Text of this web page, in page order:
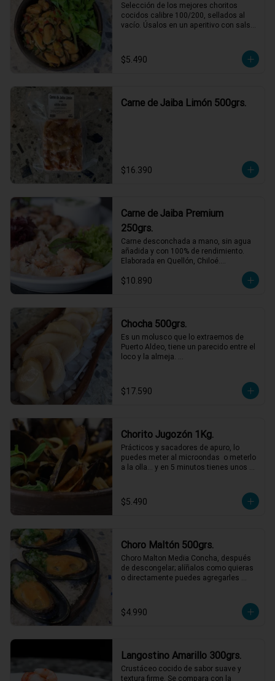
Selección de los mejores choritos
cocidos calibre 100/200, sellados al
vacío. Úsalos en un aperitivo con salsa
$5.490
Carne de Jaiba Limón 500grs.
$16.390
Carne de Jaiba Premium
250grs.
Carne desconchada a mano, sin agua
añadida y con 100% de rendimiento.
Elaborada en Quellón, Chiloé.
palta rellena o canapés.
$10.890
Chocha 500grs.
Es un molusco que lo extraemos de
Puerto Aldeo, tiene un parecido entre el
loco y la almeja.
comerlo crudo en ceviches, tiraditos o
simplemente  aliñado con limón, aceite
$17.590
Chorito Jugozón 1Kg.
Prácticos y sacadores de apuro, lo
puedes meter al microondas  o meterlo
a la olla… y en 5 minutos tienes unos
$5.490
Choro Maltón 500grs.
Choro Malton Media Concha, después
de descongelar; alíñalos como quieras
o directamente puedes agregarles
$4.990
Langostino Amarillo 300grs.
Crustáceo cocido de sabor suave y
textura firme. Se compara con la